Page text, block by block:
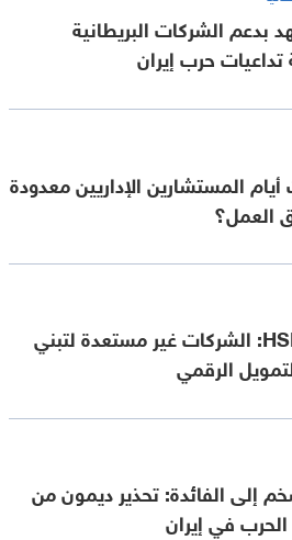
بدعم الشركات البريطانية
حرب إيران
المستشارين الإداريين معدودة
بنك HSBC: الشركات غير مستعدة لتبني
الرقمي
إلى الفائدة: تحذير ديمون من
في إيران